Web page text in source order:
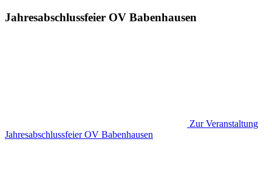
Jahresabschlussfeier OV Babenhausen
Zur Veranstaltung
Jahresabschlussfeier OV Babenhausen